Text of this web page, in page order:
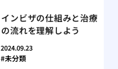
インビザの仕組みと治療
の流れを理解しよう
2024.09.23
未分類